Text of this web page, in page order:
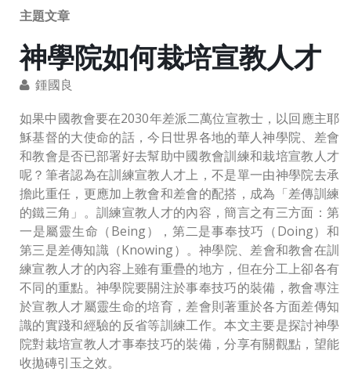
主題文章
神學院如何栽培宣教人才
鍾國良
如果中國教會要在2030年差派二萬位宣教士，以回應主耶
穌基督的大使命的話，今日世界各地的華人神學院、差會
和教會是否已部署好去幫助中國教會訓練和栽培宣教人才
呢？筆者認為在訓練宣教人才上，不是單一由神學院去承
擔此重任，更應加上教會和差會的配搭，成為「差傳訓練
的鐵三角」。訓練宣教人才的內容，簡言之有三方面：第
一是屬靈生命（Being），第二是事奉技巧（Doing）和
第三是差傳知識（Knowing）。神學院、差會和教會在訓
練宣教人才的內容上雖有重疊的地方，但在分工上卻各有
不同的重點。神學院要關注於事奉技巧的裝備，教會專注
於宣教人才屬靈生命的培育，差會則著重於各方面差傳知
識的實踐和經驗的反省等訓練工作。本文主要是探討神學
院對栽培宣教人才事奉技巧的裝備，分享有關觀點，望能
收拋磚引玉之效。